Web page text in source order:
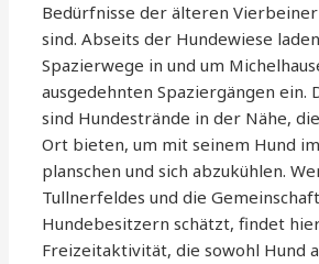
Bedürfnisse der älteren
sind. Abseits der Hundewiese
Spazierwege in und um
ausgedehnten Spaziergängen ein.
sind Hundestrände in der Nähe,
Ort bieten, um mit seinem Hund
planschen und sich abzukühlen.
Tullnerfeldes und die
Hundebesitzern schätzt, findet
Freizeitaktivität, die sowohl Hund